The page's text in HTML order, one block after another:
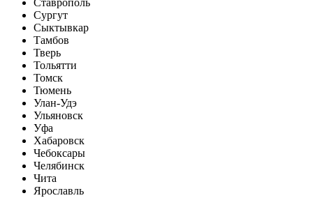
Ставрополь
Сургут
Сыктывкар
Тамбов
Тверь
Тольятти
Томск
Тюмень
Улан-Удэ
Ульяновск
Уфа
Хабаровск
Чебоксары
Челябинск
Чита
Ярославль